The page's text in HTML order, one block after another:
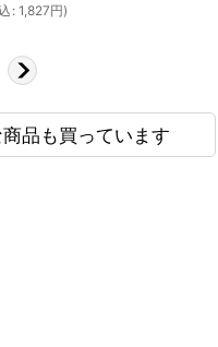
: 1,827円)
品も買っています